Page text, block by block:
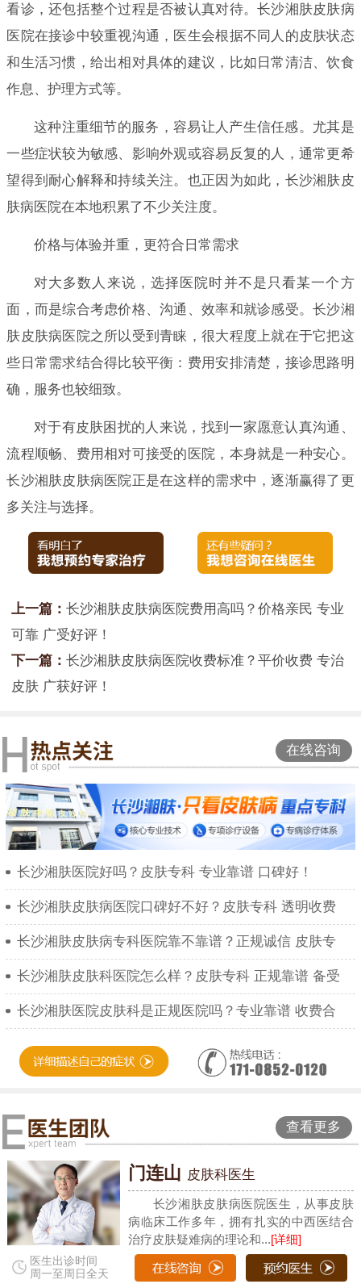
看诊，还包括整个过程是否被认真对待。长沙湘肤皮肤病
医院在接诊中较重视沟通，医生会根据不同人的皮肤状态
和生活习惯，给出相对具体的建议，比如日常清洁、饮食
作息、护理方式等。
这种注重细节的服务，容易让人产生信任感。尤其是
一些症状较为敏感、影响外观或容易反复的人，通常更希
望得到耐心解释和持续关注。也正因为如此，长沙湘肤皮
肤病医院在本地积累了不少关注度。
价格与体验并重，更符合日常需求
对大多数人来说，选择医院时并不是只看某一个方
面，而是综合考虑价格、沟通、效率和就诊感受。长沙湘
肤皮肤病医院之所以受到青睐，很大程度上就在于它把这
些日常需求结合得比较平衡：费用安排清楚，接诊思路明
确，服务也较细致。
对于有皮肤困扰的人来说，找到一家愿意认真沟通、
流程顺畅、费用相对可接受的医院，本身就是一种安心。
长沙湘肤皮肤病医院正是在这样的需求中，逐渐赢得了更
多关注与选择。
上一篇： 长沙湘肤皮肤病医院费用高吗？价格亲民 专业
可靠 广受好评！
下一篇： 长沙湘肤皮肤病医院收费标准？平价收费 专治
皮肤 广获好评！
在线咨询
长沙湘肤医院好吗？皮肤专科 专业靠谱 口碑好！
长沙湘肤皮肤病医院口碑好不好？皮肤专科 透明收费
长沙湘肤皮肤病专科医院靠不靠谱？正规诚信 皮肤专
长沙湘肤皮肤科医院怎么样？皮肤专科 正规靠谱 备受
长沙湘肤医院皮肤科是正规医院吗？专业靠谱 收费合
查看更多
医生出诊时间
周一至周日全天
门连山 皮肤科医生
长沙湘肤皮肤病医院医生，从事皮肤
病临床工作多年，拥有扎实的中西医结合
治疗皮肤疑难病的理论和...[详细]